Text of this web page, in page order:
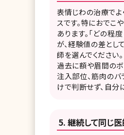
表情じわの治療でよ
スです。特におでこ
あります。「どの
が、経験値の差とし
師を選んでください。
過去に額や眉間のボ
注入部位、筋肉のバ
けで判断せず、自分
継続して同じ